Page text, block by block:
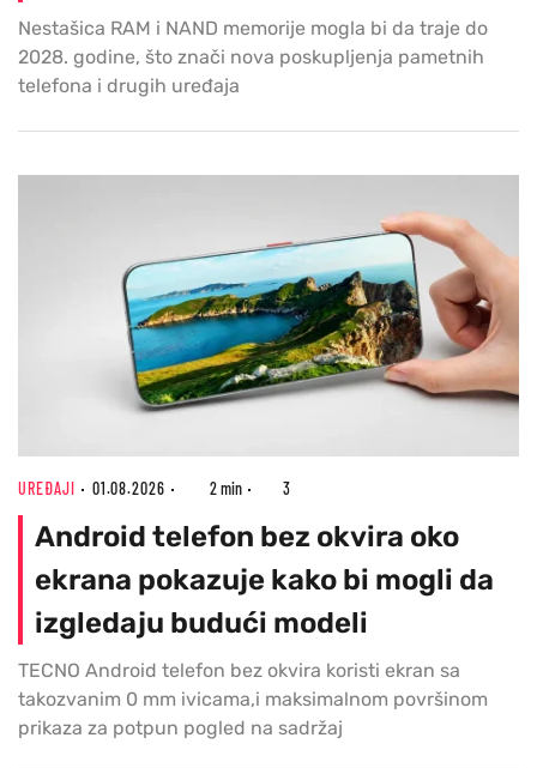
Nestašica RAM i NAND memorije mogla bi da traje do
2028. godine, što znači nova poskupljenja pametnih
telefona i drugih uređaja
UREĐAJI 01.08.2026 2 min 3
Android telefon bez okvira oko
ekrana pokazuje kako bi mogli da
izgledaju budući modeli
TECNO Android telefon bez okvira koristi ekran sa
takozvanim 0 mm ivicama,i maksimalnom površinom
prikaza za potpun pogled na sadržaj